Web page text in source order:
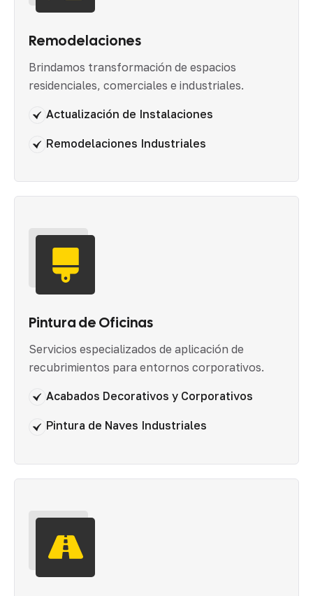
Remodelaciones
Brindamos transformación de espacios
residenciales, comerciales e industriales.
Actualización de Instalaciones
Remodelaciones Industriales
Pintura de Oficinas
Servicios especializados de aplicación de
recubrimientos para entornos corporativos.
Acabados Decorativos y Corporativos
Pintura de Naves Industriales